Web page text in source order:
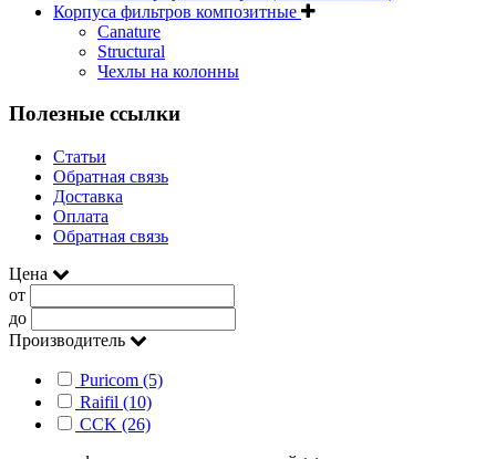
Корпуса фильтров композитные
Canature
Structural
Чехлы на колонны
Полезные ссылки
Статьи
Обратная связь
Доставка
Оплата
Обратная связь
Цена
от
до
Производитель
Puricom (5)
Raifil (10)
CCK (26)